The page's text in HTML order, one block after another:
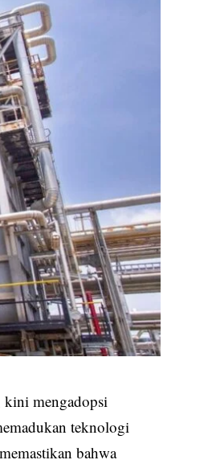
kini mengadopsi
teknologi
bahwa